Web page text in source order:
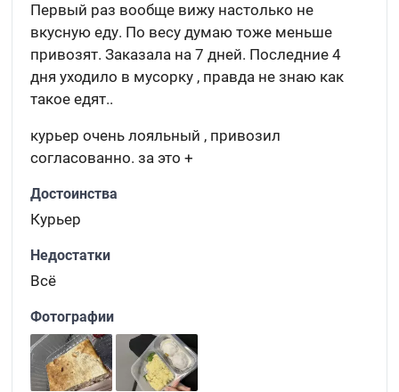
Первый раз вообще вижу настолько не
вкусную еду. По весу думаю тоже меньше
привозят. Заказала на 7 дней. Последние 4
дня уходило в мусорку , правда не знаю как
такое едят..
курьер очень лояльный , привозил
согласованно. за это +
Достоинства
Курьер
Недостатки
Всё
Фотографии